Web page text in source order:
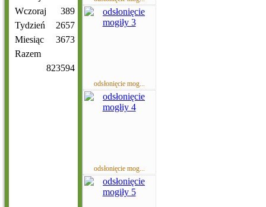
odsłonięcie mog...
odsłonięcie mog...
Wczoraj
Tydzień
Miesiąc
Razem
389
2657
3673
823594